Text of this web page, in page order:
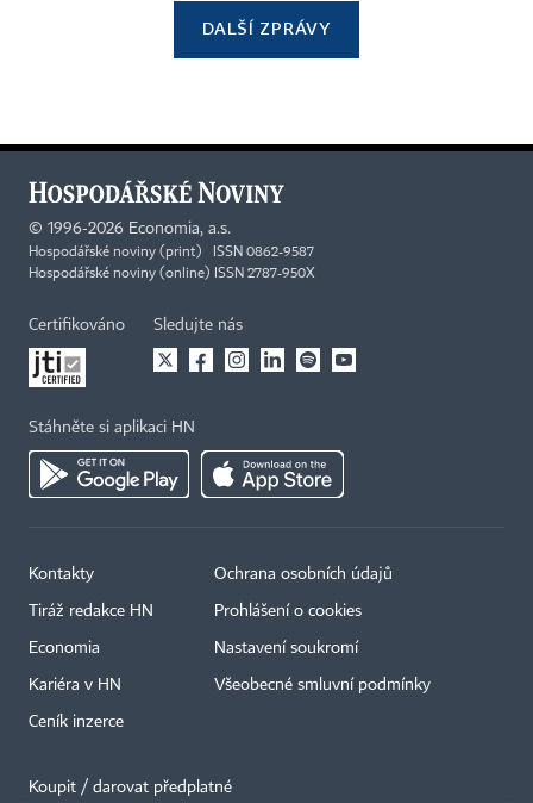
DALŠÍ ZPRÁVY
© 1996-2026 Economia, a.s.
Hospodářské noviny (print) ISSN 0862-9587
Hospodářské noviny (online) ISSN 2787-950X
Certifikováno Sledujte nás
Stáhněte si aplikaci HN
Kontakty
Tiráž redakce HN
Economia
Kariéra v HN
Ceník inzerce
Ochrana osobních údajů
Prohlášení o cookies
Nastavení soukromí
Všeobecné smluvní podmínky
Koupit / darovat předplatné